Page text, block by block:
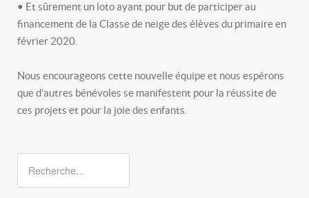
• Et sûrement un loto ayant pour but de participer au
financement de la Classe de neige des élèves du primaire en
février 2020.
Nous encourageons cette nouvelle équipe et nous espérons
que d’autres bénévoles se manifestent pour la réussite de
ces projets et pour la joie des enfants.